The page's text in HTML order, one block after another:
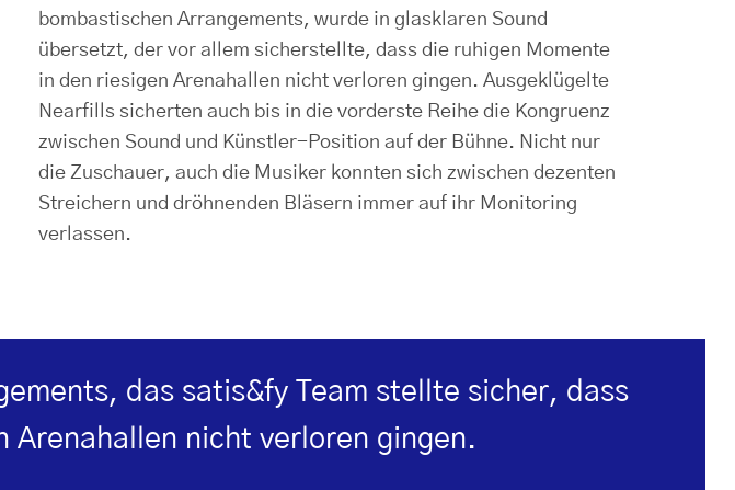
bombastischen Arrangements, wurde in glasklaren Sound
übersetzt, der vor allem sicherstellte, dass die ruhigen Momente
in den riesigen Arenahallen nicht verloren gingen. Ausgeklügelte
Nearfills sicherten auch bis in die vorderste Reihe die Kongruenz
zwischen Sound und Künstler-Position auf der Bühne. Nicht nur
die Zuschauer, auch die Musiker konnten sich zwischen dezenten
Streichern und dröhnenden Bläsern immer auf ihr Monitoring
verlassen.
das satis&fy Team stellte sicher, dass
Arenahallen nicht verloren gingen.